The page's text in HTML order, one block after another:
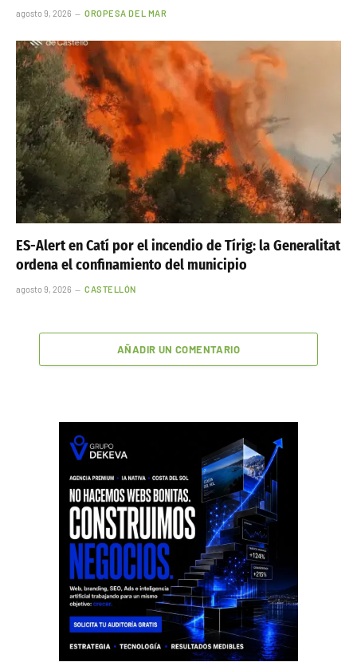
agosto 9, 2026 OROPESA DEL MAR
ES-Alert en Catí por el incendio de Tírig: la Generalitat
ordena el confinamiento del municipio
agosto 9, 2026 CASTELLÓN
AÑADIR UN COMENTARIO